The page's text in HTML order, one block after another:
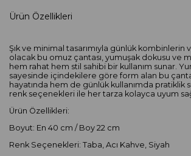
Ürün Özellikleri
Şık ve minimal tasarımıyla günlük kombinlerin
olacak bu omuz çantası, yumuşak dokusu ve
hem rahat hem stil sahibi bir kullanım sunar.
sayesinde içindekilere göre form alan bu
hayatında hem de günlük kullanımda pratiklik
renk seçenekleri ile her tarza kolayca uyum
Ürün Özellikleri:
Boyut: En 40 cm / Boy 22 cm
Renk Seçenekleri: Taba, Acı Kahve, Siyah